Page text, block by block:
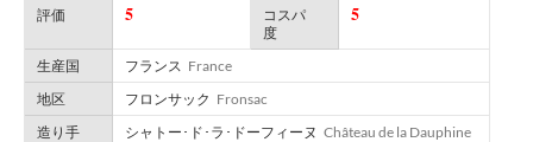
評価 5
コスパ
度
5
生産国 フランス France
地区
フロンサック Fronsac
造り手
シャトー･ド･ラ･ドーフィーヌ Château de la Dauphine